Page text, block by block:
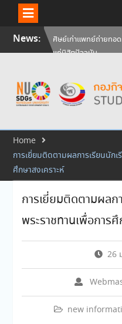
SkipNews:
ศิษย์เก่าแพทย์ถ่ายทอด
แก่นิสิตปัจจุบัน
กรกฎาคม 2569
สัมภาษณ์นิสิตเพื่อพิจา
ประจำปีการศึกษา 256
Home
การเยี่ยมติดตามผลการเรียนนัก
ศึกษาสงเคราะห์
การเยี่ยมติดตามผลก
พระราชทานเพื่อการ
26
new